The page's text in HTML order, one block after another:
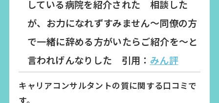
している病院を紹介された 相談した
が、お力になれずすみません〜同僚の方
で一緒に辞める方がいたらご紹介を〜と
言われげんなりした 引用： みん評
キャリアコンサルタントの質に関する口コミで
す。